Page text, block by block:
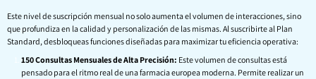
Este nivel de suscripción mensual no solo aumenta el volumen de interacciones, sino
que profundiza en la calidad y personalización de las mismas. Al suscribirte al Plan
Standard, desbloqueas funciones diseñadas para maximizar tu eficiencia operativa:
150 Consultas Mensuales de Alta Precisión: Este volumen de consultas está
pensado para el ritmo real de una farmacia europea moderna. Permite realizar un